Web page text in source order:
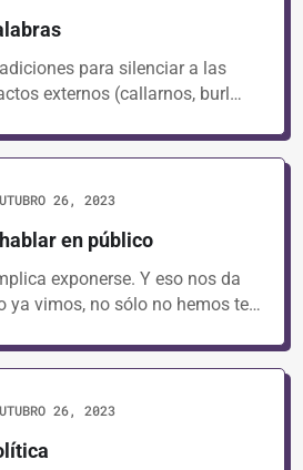
para silenciar a las
externos (callarnos, burl…
26, 2023
en público
exponerse. Y eso nos da
ya vimos, no sólo no hemos te…
26, 2023